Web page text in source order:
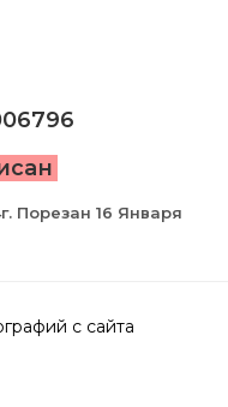
Порезан 16 Января
с сайта